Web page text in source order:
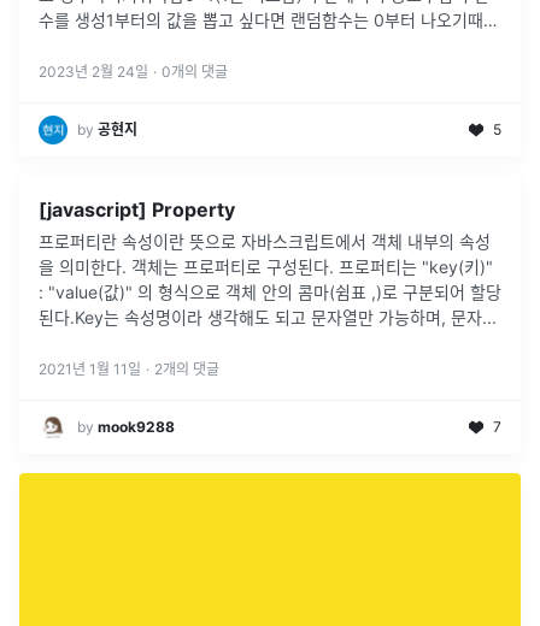
수를 생성1부터의 값을 뽑고 싶다면 랜덤함수는 0부터 나오기때문
2023년 2월 24일 · 0개의 댓글
by 공현지 5
[javascript] Property
프로퍼티란 속성이란 뜻으로 자바스크립트에서 객체 내부의 속성
을 의미한다. 객체는 프로퍼티로 구성된다. 프로퍼티는 "key(키)"
: "value(값)" 의 형식으로 객체 안의 콤마(쉼표 ,)로 구분되어 할당
된다.Key는 속성명이라 생각해도 되고 문자열만 가능하며, 문자...
2021년 1월 11일 · 2개의 댓글
by mook9288 7